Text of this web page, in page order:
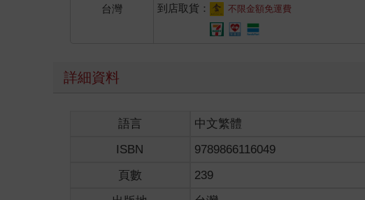
台灣
到店取貨：
不限金額免運費
詳細資料
語言 中文繁體
ISBN
9789866116049
頁數
239